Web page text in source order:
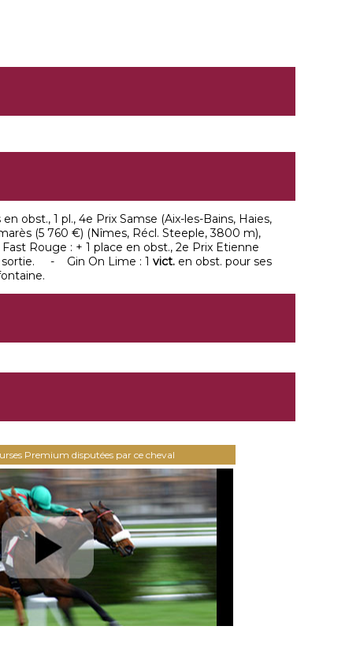
obst., 1 pl., 4e Prix Samse (Aix-les-Bains, Haies,
(5 760 €) (Nîmes, Récl. Steeple, 3800 m),
Rouge : + 1 place en obst., 2e Prix Etienne
sortie. - Gin On Lime : 1 vict. en obst. pour ses
Premium disputées par ce cheval